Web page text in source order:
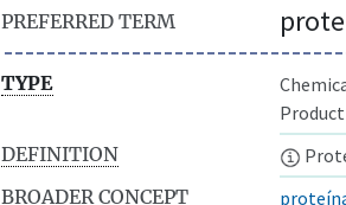
PREFERRED TERM
TYPE
Product
DEFINITION
BROADER CONCEPT